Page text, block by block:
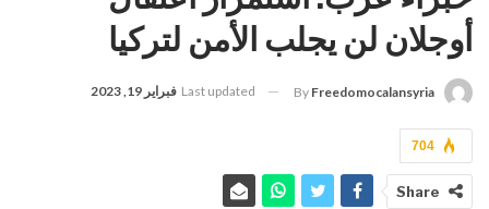
أوجلان لن يجلب الأمن لتركيا
By Freedomocalansyria
Last updated فبراير 19, 2023
704
Share